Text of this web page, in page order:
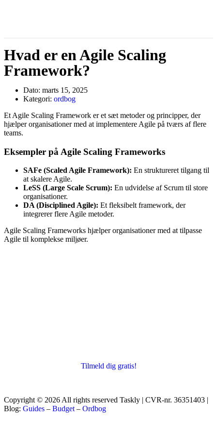
Hvad er en Agile Scaling
Framework?
Dato: marts 15, 2025
Kategori: ordbog
Et Agile Scaling Framework er et sæt metoder og principper, der
hjælper organisationer med at implementere Agile på tværs af flere
teams.
Eksempler på Agile Scaling Frameworks
SAFe (Scaled Agile Framework): En struktureret tilgang til
at skalere Agile.
LeSS (Large Scale Scrum): En udvidelse af Scrum til store
organisationer.
DA (Disciplined Agile): Et fleksibelt framework, der
integrerer flere Agile metoder.
Agile Scaling Frameworks hjælper organisationer med at tilpasse
Agile til komplekse miljøer.
Tilmeld dig gratis!
Copyright © 2026 All rights reserved Taskly | CVR-nr. 36351403 |
Blog: Guides – Budget – Ordbog